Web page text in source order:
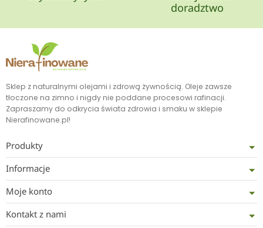
doradztwo
Sklep z naturalnymi olejami i zdrową żywnością. Oleje zawsze
tłoczone na zimno i nigdy nie poddane procesowi rafinacji.
Zapraszamy do odkrycia świata zdrowia i smaku w sklepie
Nierafinowane.pl!
Produkty
Informacje
Moje konto
Kontakt z nami